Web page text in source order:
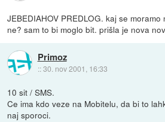
JEBEDIAHOV PREDLOG. kaj se
ne? sam to bi moglo bit. prišla je nova
Primoz
::30. nov 2001, 16:33
10 sit / SMS.
Ce ima kdo veze na Mobitelu, da bi to
naj sporoci.